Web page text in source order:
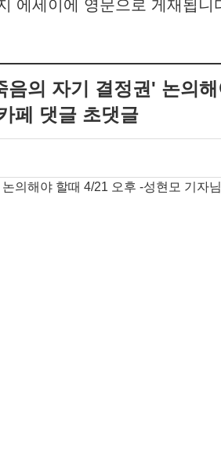
에세이에 영문으로 게재됩니
음의 자기 결정권' 논의
페 댓글 초댓글
의해야 할때 4/21 오후 -성현모 기자